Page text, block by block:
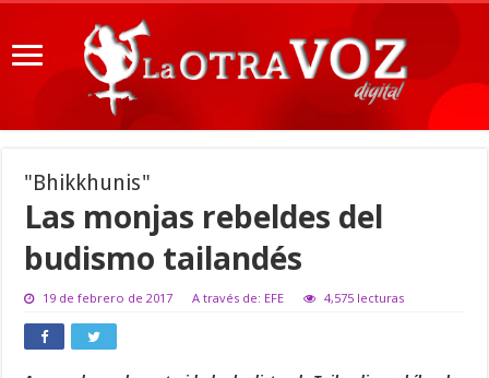
"Bhikkhunis"
Las monjas rebeldes del
budismo tailandés
19 de febrero de 2017 A través de: EFE 4,575 lecturas